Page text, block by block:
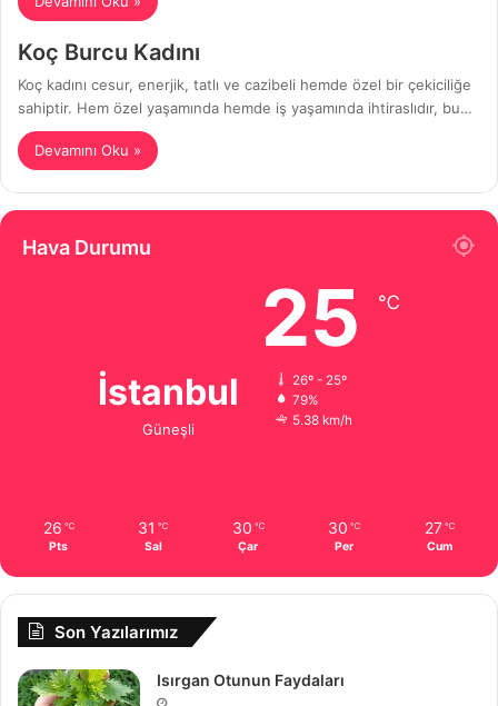
Koç Burcu Kadını
Koç kadını cesur, enerjik, tatlı ve cazibeli hemde özel bir çekiciliğe
sahiptir. Hem özel yaşamında hemde iş yaşamında ihtiraslıdır, bu…
Devamını Oku »
Hava Durumu
İstanbul
Güneşli
25 ℃
26º - 25º
79%
5.38 km/h
26 ℃
Pts
31 ℃
Sal
30 ℃
Çar
30 ℃
Per
27 ℃
Cum
Son Yazılarımız
Isırgan Otunun Faydaları